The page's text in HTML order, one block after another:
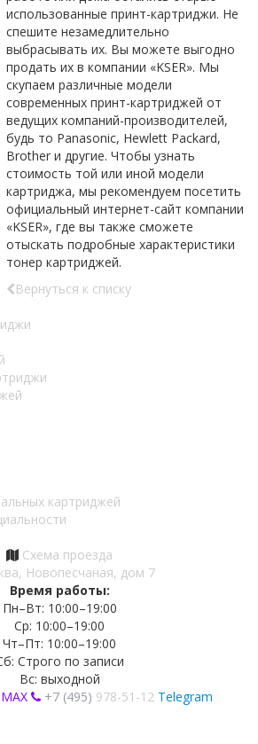
использованные принт-картриджи. Не
спешите незамедлительно
выбрасывать их. Вы можете выгодно
продать их в компании «KSER». Мы
скупаем различные модели
современных принт-картриджей от
ведущих компаний-производителей,
будь то Panasonic, Hewlett Packard,
Brother и другие. Чтобы узнать
стоимость той или иной модели
картриджа, мы рекомендуем посетить
официальный интернет-сайт компании
«KSER», где вы также сможете
отыскать подробные характеристики
тонер картриджей.
Вернуться к списку
картриджей
Схема проезда
Новопесчаная, дом 7
Время работы:
Пн–Вт: 10:00–19:00
Ср: 10:00–19:00
Чт–Пт: 10:00–19:00
Строго по записи
Вс: выходной
MAX +7 (495) 978-51-12 Telegram